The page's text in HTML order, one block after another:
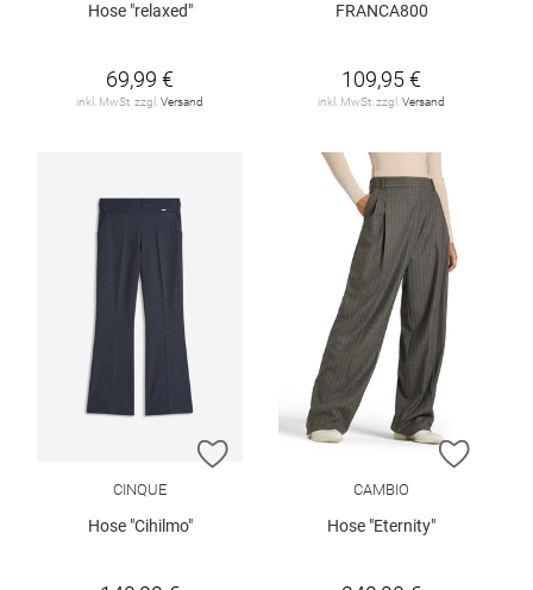
Hose "relaxed"
69,99 €
inkl. MwSt. zzgl.Versand
FRANCA800
109,95 €
inkl. MwSt. zzgl.Versand
ZUR WUNSCHLISTE HINZUFÜGEN
CINQUE
Hose "Cihilmo"
ZUR
CAMBIO
Hose "Eternity"